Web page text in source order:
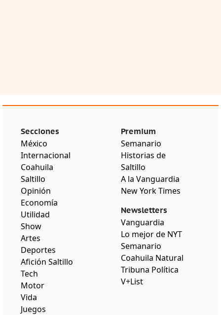
Secciones
México
Internacional
Coahuila
Saltillo
Opinión
Economía
Utilidad
Show
Artes
Deportes
Afición Saltillo
Tech
Motor
Vida
Juegos
Premium
Semanario
Historias de
Saltillo
A la Vanguardia
New York Times
Newsletters
Vanguardia
Lo mejor de NYT
Semanario
Coahuila Natural
Tribuna Política
V+List